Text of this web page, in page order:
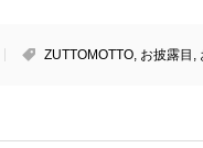
ZUTTOMOTTO, お披露目 ,